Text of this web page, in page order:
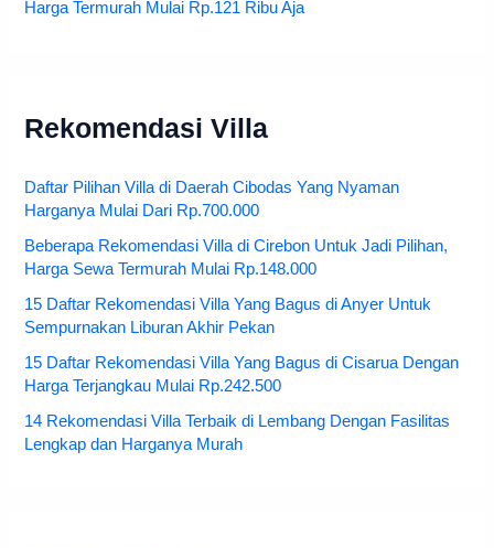
Harga Termurah Mulai Rp.121 Ribu Aja
Rekomendasi Villa
Daftar Pilihan Villa di Daerah Cibodas Yang Nyaman
Harganya Mulai Dari Rp.700.000
Beberapa Rekomendasi Villa di Cirebon Untuk Jadi Pilihan,
Harga Sewa Termurah Mulai Rp.148.000
15 Daftar Rekomendasi Villa Yang Bagus di Anyer Untuk
Sempurnakan Liburan Akhir Pekan
15 Daftar Rekomendasi Villa Yang Bagus di Cisarua Dengan
Harga Terjangkau Mulai Rp.242.500
14 Rekomendasi Villa Terbaik di Lembang Dengan Fasilitas
Lengkap dan Harganya Murah